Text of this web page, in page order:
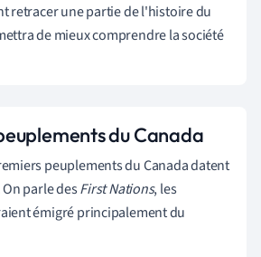
retracer une partie de l'histoire du
de mieux comprendre la société
du Canada
peuplements du Canada datent
On parle desFirst Nations, les
émigré principalement du